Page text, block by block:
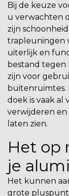
Bij de keuze
u verwachten
zijn
trapleuningen
uiterlijk en
bestand tegen
zijn voor
buitenruimtes.
doek is vaak al
verwijderen
laten zien.
Het op
je
Het kunnen
grote